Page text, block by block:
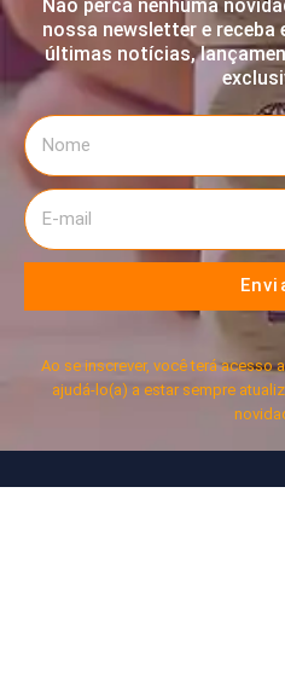
Não perca nenhuma
nossa newsletter e receba
últimas notícias,
Ao se inscrever, você terá acesso
ajudá-lo(a) a estar sempre